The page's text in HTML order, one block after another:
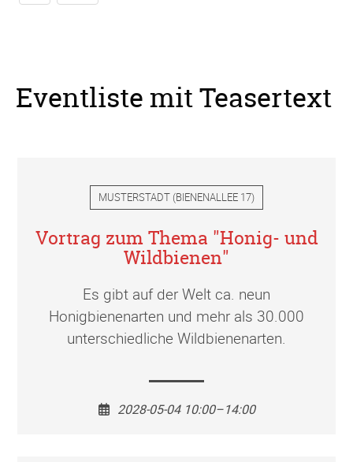
Eventliste mit Teasertext
MUSTERSTADT (BIENENALLEE 17)
Vortrag zum Thema "Honig- und
Wildbienen"
Es gibt auf der Welt ca. neun
Honigbienenarten und mehr als 30.000
unterschiedliche Wildbienenarten.
2028-05-04 10:00–14:00